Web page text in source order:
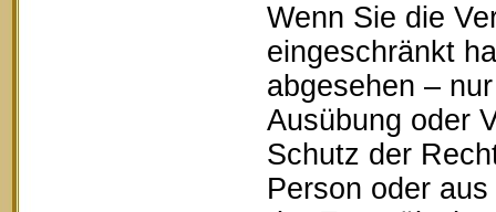
Wenn Sie die
eingeschränkt
abgesehen –
Ausübung oder
Schutz der
Person oder